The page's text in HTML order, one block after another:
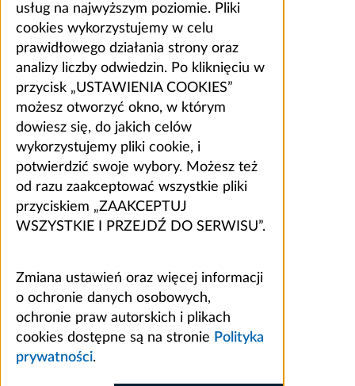
usług na najwyższym poziomie. Pliki
cookies wykorzystujemy w celu
prawidłowego działania strony oraz
analizy liczby odwiedzin. Po kliknięciu w
przycisk „USTAWIENIA COOKIES”
możesz otworzyć okno, w którym
dowiesz się, do jakich celów
wykorzystujemy pliki cookie, i
potwierdzić swoje wybory. Możesz też
od razu zaakceptować wszystkie pliki
przyciskiem „ZAAKCEPTUJ
WSZYSTKIE I PRZEJDŹ DO SERWISU”.
Zmiana ustawień oraz więcej informacji
o ochronie danych osobowych,
ochronie praw autorskich i plikach
cookies dostępne są na stronie Polityka
prywatności.